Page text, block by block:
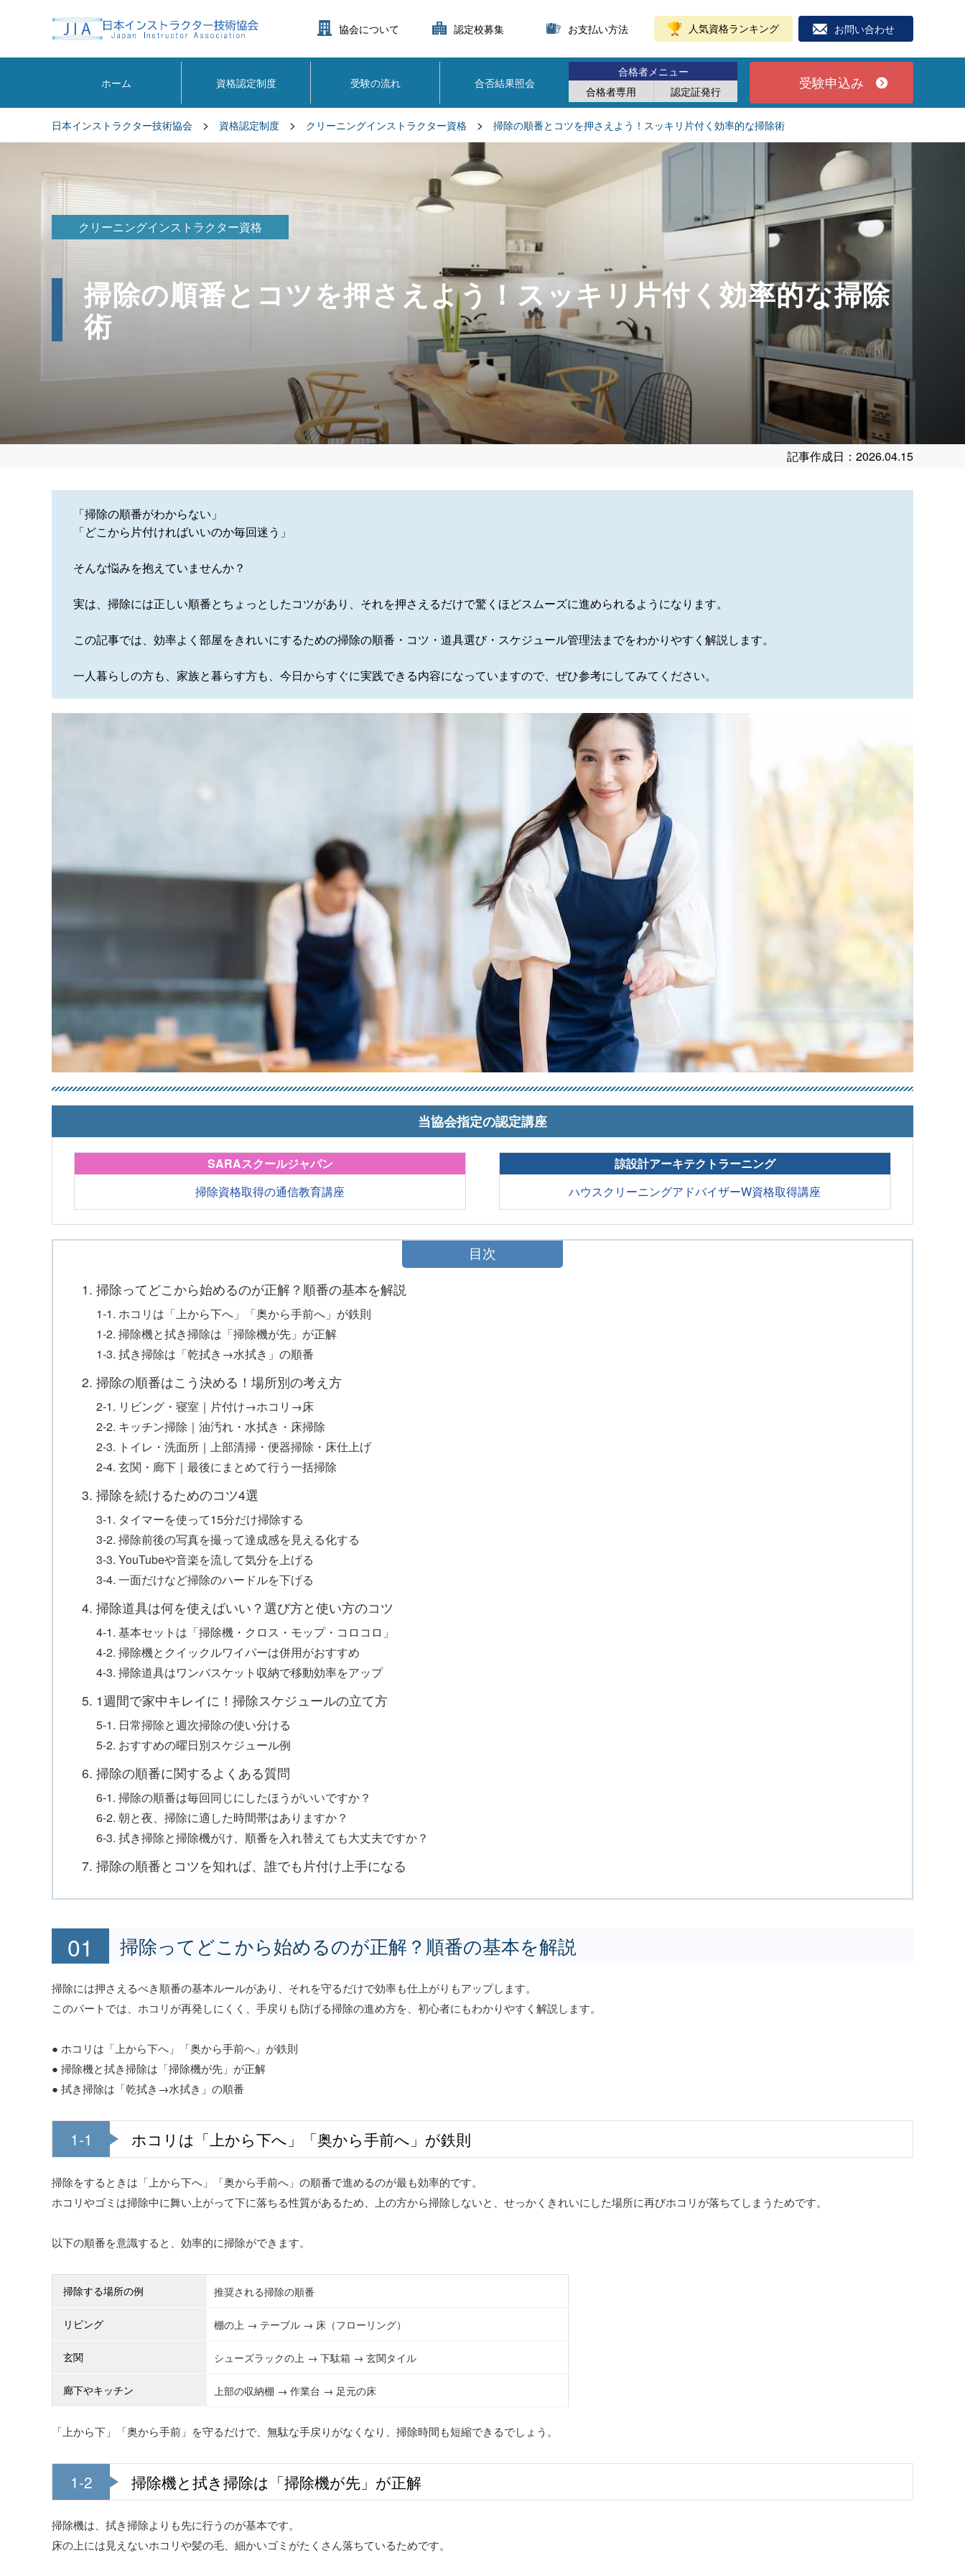
協会について 認定校募集 お支払い方法 人気資格ランキング お問い合わせ
ホーム 資格認定制度 受験の流れ 合否結果照会
合格者メニュー
合格者専用
認定証発行 受験申込み
日本インストラクター技術協会 > 資格認定制度 > クリーニングインストラクター資格 > 掃除の順番とコツを押さえよう！スッキリ片付く効率的な掃除術
クリーニングインストラクター資格
掃除の順番とコツを押さえよう！スッキリ片付く効率的な掃除
術
記事作成日：2026.04.15
「掃除の順番がわからない」
「どこから片付ければいいのか毎回迷う」
そんな悩みを抱えていませんか？
実は、掃除には正しい順番とちょっとしたコツがあり、それを押さえるだけで驚くほどスムーズに進められるようになります。
この記事では、効率よく部屋をきれいにするための掃除の順番・コツ・道具選び・スケジュール管理法までをわかりやすく解説します。
一人暮らしの方も、家族と暮らす方も、今日からすぐに実践できる内容になっていますので、ぜひ参考にしてみてください。
当協会指定の認定講座
SARAスクールジャパン
掃除資格取得の通信教育講座
諒設計アーキテクトラーニング
ハウスクリーニングアドバイザーW資格取得講座
目次
1. 掃除ってどこから始めるのが正解？順番の基本を解説
1-1. ホコリは「上から下へ」「奥から手前へ」が鉄則
1-2. 掃除機と拭き掃除は「掃除機が先」が正解
1-3. 拭き掃除は「乾拭き→水拭き」の順番
2. 掃除の順番はこう決める！場所別の考え方
2-1. リビング・寝室｜片付け→ホコリ→床
2-2. キッチン掃除｜油汚れ・水拭き・床掃除
2-3. トイレ・洗面所｜上部清掃・便器掃除・床仕上げ
2-4. 玄関・廊下｜最後にまとめて行う一括掃除
3. 掃除を続けるためのコツ4選
3-1. タイマーを使って15分だけ掃除する
3-2. 掃除前後の写真を撮って達成感を見える化する
3-3. YouTubeや音楽を流して気分を上げる
3-4. 一面だけなど掃除のハードルを下げる
4. 掃除道具は何を使えばいい？選び方と使い方のコツ
4-1. 基本セットは「掃除機・クロス・モップ・コロコロ」
4-2. 掃除機とクイックルワイパーは併用がおすすめ
4-3. 掃除道具はワンバスケット収納で移動効率をアップ
5. 1週間で家中キレイに！掃除スケジュールの立て方
5-1. 日常掃除と週次掃除の使い分ける
5-2. おすすめの曜日別スケジュール例
6. 掃除の順番に関するよくある質問
6-1. 掃除の順番は毎回同じにしたほうがいいですか？
6-2. 朝と夜、掃除に適した時間帯はありますか？
6-3. 拭き掃除と掃除機がけ、順番を入れ替えても大丈夫ですか？
7. 掃除の順番とコツを知れば、誰でも片付け上手になる
掃除ってどこから始めるのが正解？順番の基本を解説
掃除には押さえるべき順番の基本ルールがあり、それを守るだけで効率も仕上がりもアップします。
このパートでは、ホコリが再発しにくく、手戻りも防げる掃除の進め方を、初心者にもわかりやすく解説します。
● ホコリは「上から下へ」「奥から手前へ」が鉄則
● 掃除機と拭き掃除は「掃除機が先」が正解
● 拭き掃除は「乾拭き→水拭き」の順番
1-1 ホコリは「上から下へ」「奥から手前へ」が鉄則
掃除をするときは「上から下へ」「奥から手前へ」の順番で進めるのが最も効率的です。
ホコリやゴミは掃除中に舞い上がって下に落ちる性質があるため、上の方から掃除しないと、せっかくきれいにした場所に再びホコリが落ちてしまうためです。
以下の順番を意識すると、効率的に掃除ができます。
掃除する場所の例 推奨される掃除の順番
リビング 棚の上 → テーブル → 床（フローリング）
玄関 シューズラックの上 → 下駄箱 → 玄関タイル
廊下やキッチン 上部の収納棚 → 作業台 → 足元の床
「上から下」「奥から手前」を守るだけで、無駄な手戻りがなくなり、掃除時間も短縮できるでしょう。
1-2 掃除機と拭き掃除は「掃除機が先」が正解
掃除機は、拭き掃除よりも先に行うのが基本です。
床の上には見えないホコリや髪の毛、細かいゴミがたくさん落ちているためです。